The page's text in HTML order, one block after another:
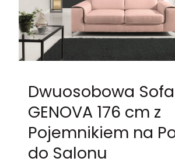
Dwuosobowa Sofa
GENOVA 176 cm z
Pojemnikiem na
do Salonu